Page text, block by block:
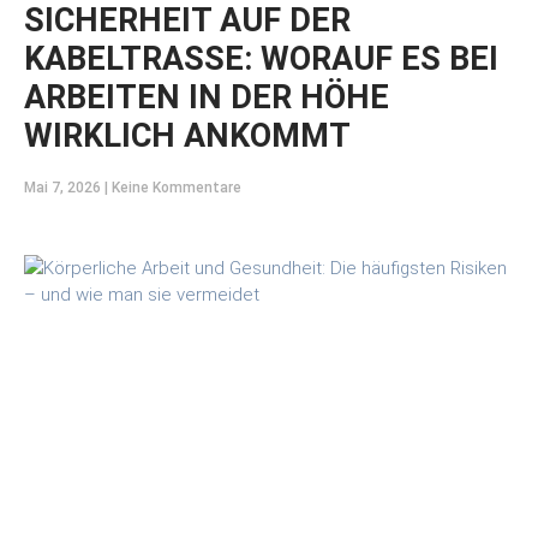
SICHERHEIT AUF DER
KABELTRASSE: WORAUF ES BEI
ARBEITEN IN DER HÖHE
WIRKLICH ANKOMMT
Mai 7, 2026 Keine Kommentare